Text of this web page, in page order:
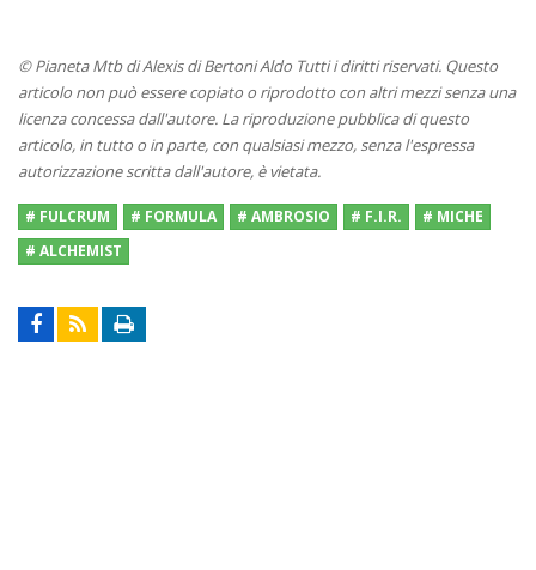
© Pianeta Mtb di Alexis di Bertoni Aldo Tutti i diritti riservati. Questo
articolo non può essere copiato o riprodotto con altri mezzi senza una
licenza concessa dall'autore. La riproduzione pubblica di questo
articolo, in tutto o in parte, con qualsiasi mezzo, senza l'espressa
autorizzazione scritta dall'autore, è vietata.
# FULCRUM # FORMULA # AMBROSIO # F.I.R.
# MICHE
# ALCHEMIST